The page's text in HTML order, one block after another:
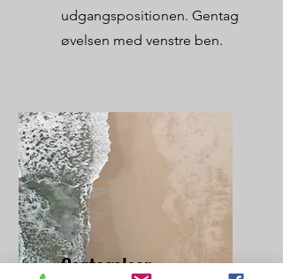
udgangspositionen. Gentag
øvelsen med venstre ben.
Gentagelser